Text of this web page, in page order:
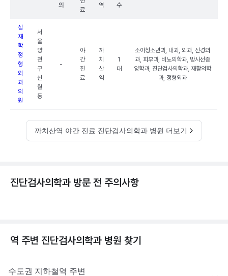
의
료
역
수
심
재
학
정
형
외
과
의
원
서
울
양
천
구
신
월
동
-
야
간
진
료
까
치
산
역
1
대
소아청소년과, 내과, 외과, 신경외
과, 피부과, 비뇨의학과, 방사선종
양학과, 진단검사의학과, 재활의학
과, 정형외과
까치산역 야간 진료 진단검사의학과 병원 더보기
진단검사의학과 방문 전 주의사항
역 주변 진단검사의학과 병원 찾기
수도권 지하철역 주변